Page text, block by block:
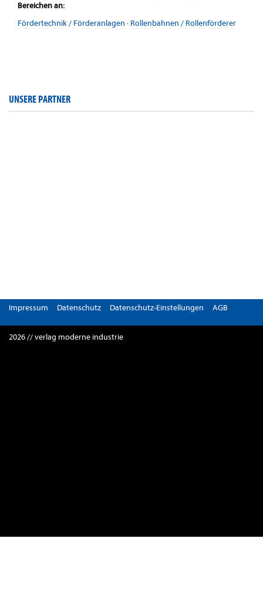
Bereichen an:
Fördertechnik / Förderanlagen · Rollenbahnen / Rollenförderer
UNSERE PARTNER
Impressum Datenschutz Datenschutz-Einstellungen AGB
2026 // verlag moderne industrie